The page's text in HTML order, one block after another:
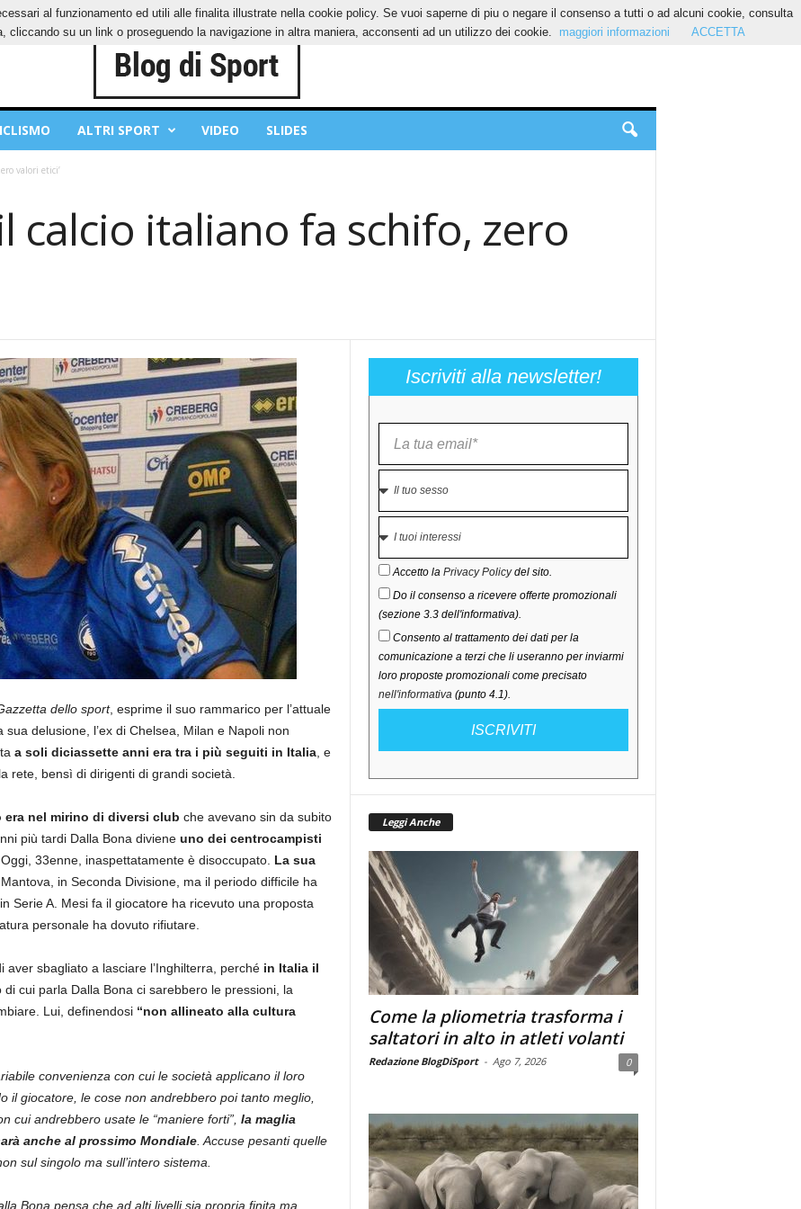
PRIVACY POLICY
ALTRI SPORT VIDEO SLIDES
valori etici’
calcio italiano fa schifo, zero
dello sport, esprime il suo rammarico per l’attuale
delusione, l’ex di Chelsea, Milan e Napoli non
a soli diciassette anni era tra i più seguiti in Italia, e
rete, bensì di dirigenti di grandi società.
nel mirino di diversi club che avevano sin da subito
più tardi Dalla Bona diviene uno dei centrocampisti
33enne, inaspettatamente è disoccupato. La sua
in Seconda Divisione, ma il periodo difficile ha
Serie A. Mesi fa il giocatore ha ricevuto una proposta
personale ha dovuto rifiutare.
aver sbagliato a lasciare l’Inghilterra, perché in Italia il
di cui parla Dalla Bona ci sarebbero le pressioni, la
Lui, definendosi “non allineato alla cultura
convenienza con cui le società applicano il loro
il giocatore, le cose non andrebbero poi tanto meglio,
cui andrebbero usate le “maniere forti”, la maglia
anche al prossimo Mondiale. Accuse pesanti quelle
sul singolo ma sull’intero sistema.
Bona pensa che ad alti livelli sia propria finita ma
Iscriviti alla newsletter!
Accetto la Privacy Policydel sito.
Do il consenso a ricevere offerte promozionali
(sezione 3.3 dell'informativa).
Consento al trattamento dei dati per la
comunicazione a terzi che li useranno per inviarmi
loro proposte promozionali come precisato
nell'informativa(punto 4.1).
ISCRIVITI
Leggi Anche
Come la pliometria trasforma i
saltatori in alto in atleti volanti
Redazione BlogDiSport - Ago 7, 2026 0
al funzionamento ed utili alle finalita illustrate nella cookie policy. Se vuoi saperne di piu o negare il consenso a tutti o ad alcuni cookie, consulta
cliccando su un link o proseguendo la navigazione in altra maniera, acconsenti ad un utilizzo dei cookie.
maggiori informazioni ACCETTA